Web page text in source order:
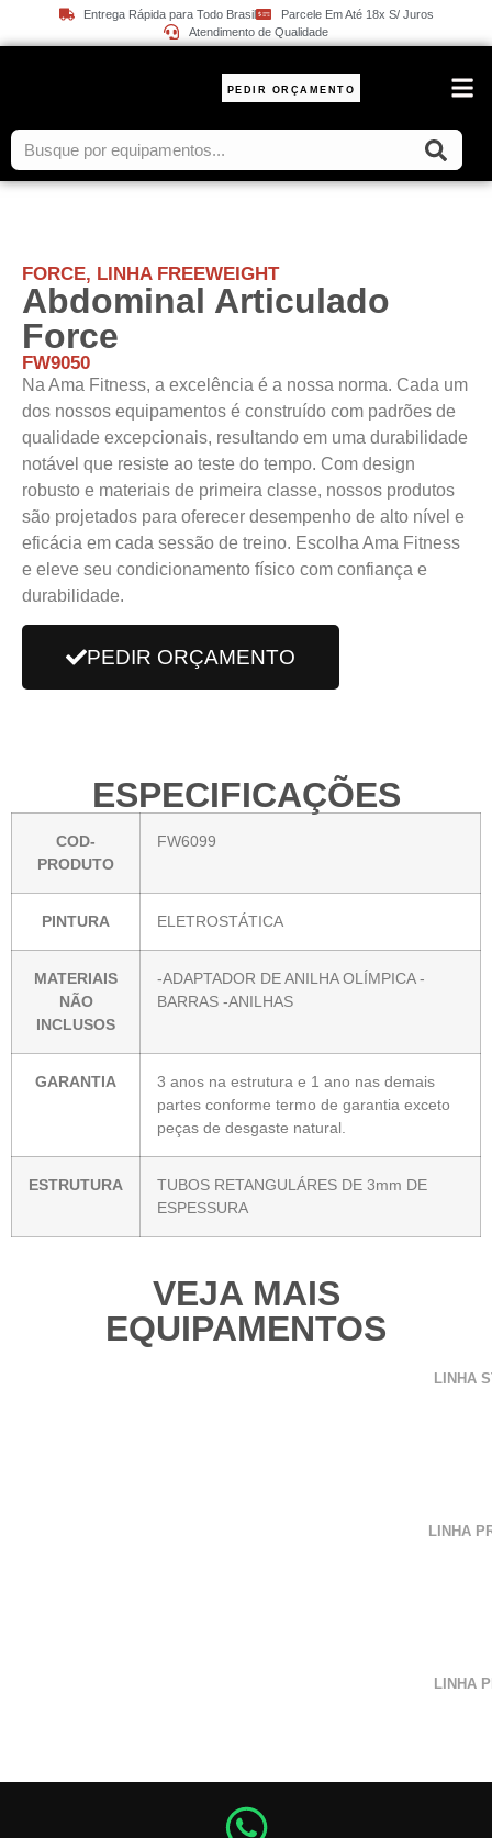
Entrega Rápida para Todo Brasil
Parcele Em Até 18x S/ Juros
Atendimento de Qualidade
PEDIR ORÇAMENTO
FORCE, LINHA FREEWEIGHT
Abdominal Articulado
Force
FW9050
Na Ama Fitness, a excelência é a nossa norma. Cada um
dos nossos equipamentos é construído com padrões de
qualidade excepcionais, resultando em uma durabilidade
notável que resiste ao teste do tempo. Com design
robusto e materiais de primeira classe, nossos produtos
são projetados para oferecer desempenho de alto nível e
eficácia em cada sessão de treino. Escolha Ama Fitness
e eleve seu condicionamento físico com confiança e
durabilidade.
PEDIR ORÇAMENTO
ESPECIFICAÇÕES
COD-
PRODUTO
FW6099
PINTURA ELETROSTÁTICA
MATERIAIS
NÃO
INCLUSOS
-ADAPTADOR DE ANILHA OLÍMPICA -
BARRAS -ANILHAS
GARANTIA
3 anos na estrutura e 1 ano nas demais
partes conforme termo de garantia exceto
peças de desgaste natural.
ESTRUTURA
TUBOS RETANGULÁRES DE 3mm DE
ESPESSURA
VEJA MAIS
EQUIPAMENTOS
LINHA
LINHA
LINHA